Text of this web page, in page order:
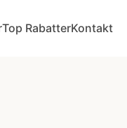
Top RabatterKontakt